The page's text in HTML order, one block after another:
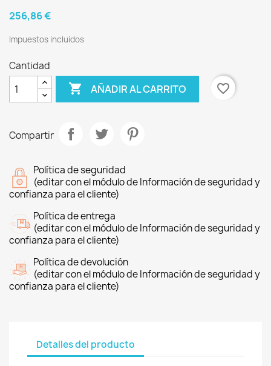
256,86 €
Impuestos incluidos
Cantidad
 AÑADIR AL CARRITO favorite_border
Compartir
Política de seguridad
(editar con el módulo de Información de seguridad y
confianza para el cliente)
Política de entrega
(editar con el módulo de Información de seguridad y
confianza para el cliente)
Política de devolución
(editar con el módulo de Información de seguridad y
confianza para el cliente)
Detalles del producto